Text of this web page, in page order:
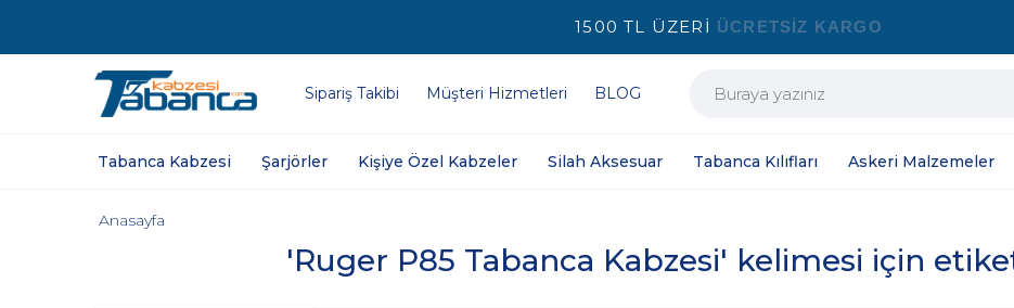
1500 TL ÜZERİ ÜCRETSİZ KARGO
Sipariş Takibi Müşteri Hizmetleri BLOG
Tabanca Kabzesi Şarjörler Kişiye Özel Kabzeler Silah Aksesuar Tabanca Kılıfları Askeri Malzemeler
'Ruger P85 Tabanca Kabzesi' kelimesi için
Anasayfa